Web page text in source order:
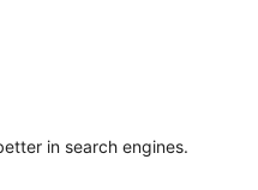
in search engines.